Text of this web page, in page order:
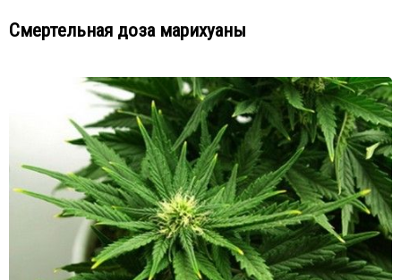
Смертельная доза марихуаны